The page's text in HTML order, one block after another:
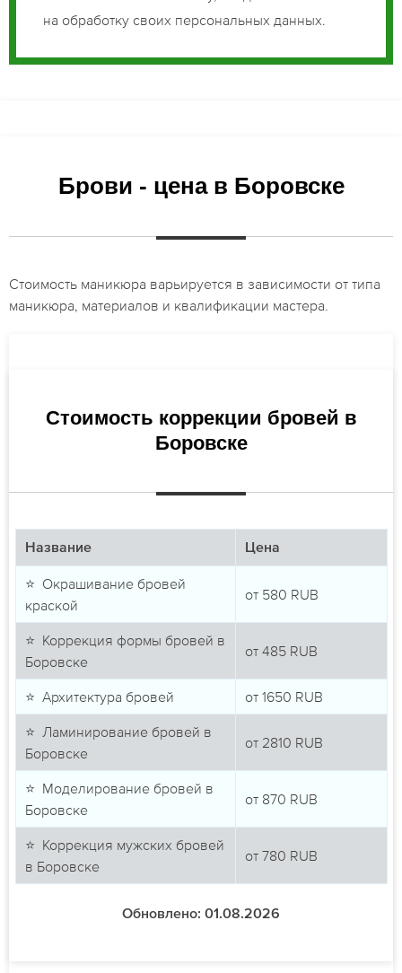
на обработку своих персональных данных.
Брови - цена в Боровске
Стоимость маникюра варьируется в зависимости от типа
маникюра, материалов и квалификации мастера.
Стоимость коррекции бровей в
Боровске
Название Цена
⭐ Окрашивание бровей
краской
от 580 RUB
⭐ Коррекция формы бровей в
Боровске
от 485 RUB
⭐ Архитектура бровей от 1650 RUB
⭐ Ламинирование бровей в
Боровске
от 2810 RUB
⭐ Моделирование бровей в
Боровске
от 870 RUB
⭐ Коррекция мужских бровей
в Боровске
от 780 RUB
Обновлено: 01.08.2026